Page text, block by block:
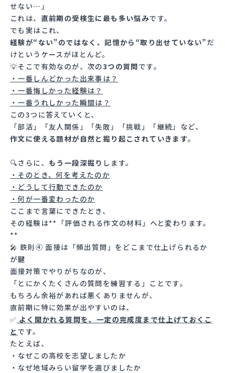
せない…」
これは、 直前期の受検生に最も多い悩みです。
でも実はこれ、
経験が“ない”のではなく、記憶から“取り出せていない”だ
けというケースがほとんど。
💡そこで有効なのが、次の3つの質問 です。
・一番しんどかった出来事は？
・一番悔しかった経験は？
・一番うれしかった瞬間は？
この3つに答えていくと、
「部活」「友人関係」「失敗」「挑戦」「継続」など、
作文に使える題材が自然と掘り起こされていきます。
🔍さらに、 もう一段深掘り します。
・そのとき、何を考えたのか
・どうして行動できたのか
・何が一番変わったのか
ここまで言葉にできたとき、
その経験は**「評価される作文の材料」へと変わります。
**
🎤 鉄則④ 面接は「頻出質問」をどこまで仕上げられるか
が鍵
面接対策でやりがちなのが、
「とにかくたくさんの質問を練習する」ことです。
もちろん余裕があれば悪くありませんが、
直前期に特に効果が出やすいのは、
✅ よく聞かれる質問を、一定の完成度まで仕上げておくこ
と です。
たとえば、
・なぜこの高校を志望しましたか
・なぜ地域みらい留学を選びましたか